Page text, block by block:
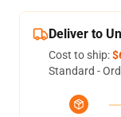
Deliver to
Cost to ship:
Standard -